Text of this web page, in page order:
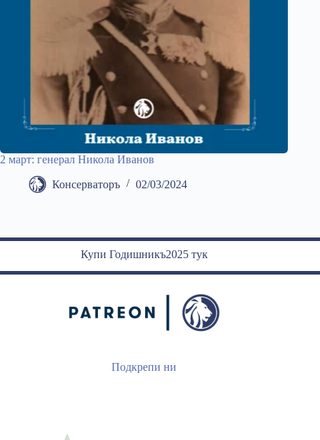
2 март: генерал Никола Иванов
Консерваторъ 02/03/2024
Купи Годишникъ2025 тук
Подкрепи ни